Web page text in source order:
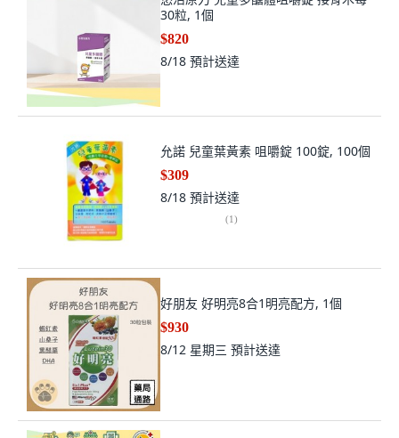
30粒, 1個
$820
8/18 預計送達
允諾 兒童葉黃素 咀嚼錠 100錠, 100個
$309
8/18 預計送達
(1)
好朋友 好明亮8合1明亮配方, 1個
$930
8/12 星期三 預計送達